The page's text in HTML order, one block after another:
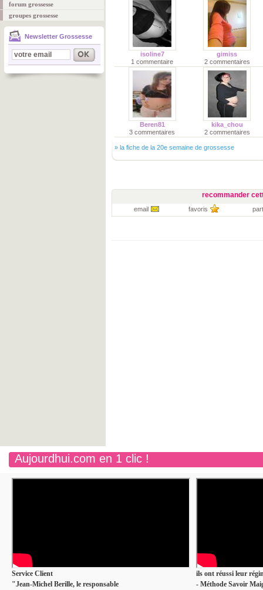
forum grossesse
groupes grossesse
Newsletter Grossesse
isoline7
1 commentaire
gimiss
2 commentaires
Beren81
3 commentaires
kika_chou
2 commentaires
» la fiche de la 20e semaine de grossesse
recommander
email favoris
Aujourdhui.com en 1 clic !
Service Client
"Jean-Michel Berille, le responsable
ils ont réussi leur
- Méthode Savoir